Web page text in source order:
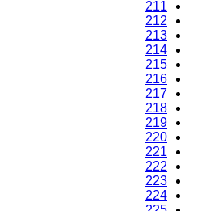
211
212
213
214
215
216
217
218
219
220
221
222
223
224